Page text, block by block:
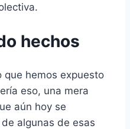
hechos
hemos expuesto
eso, una mera
aún hoy se
algunas de esas